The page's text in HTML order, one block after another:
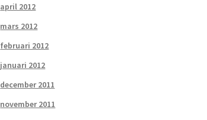
april 2012
mars 2012
februari 2012
januari 2012
december 2011
november 2011